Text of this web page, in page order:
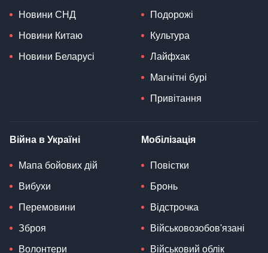
Новини СНД
Новини Китаю
Новини Беларусі
Подорожі
Культура
Лайфхак
Магнітні бурі
Привітання
Війна в Україні
Мапа бойових дій
Вибухи
Перемовини
Зброя
Волонтери
Мобілізація
Повістки
Бронь
Відстрочка
Військовозобов'язані
Військовий облік